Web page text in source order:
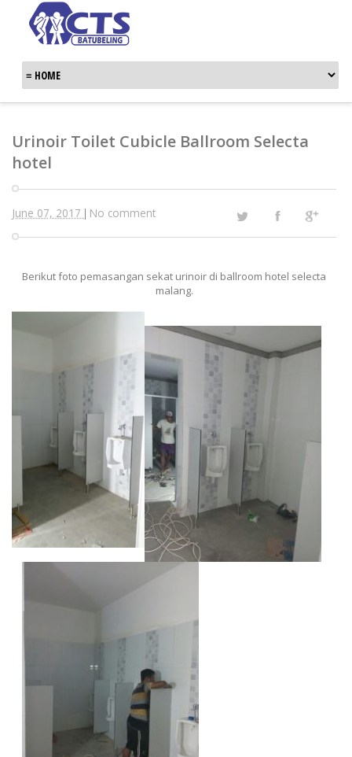
Urinoir Toilet Cubicle Ballroom Selecta
hotel
June 07, 2017 | No comment
Berikut foto pemasangan sekat urinoir di ballroom hotel selecta
malang.